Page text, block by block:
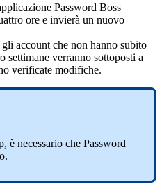
Password Boss
ore e invierà un nuovo
gli account che non hanno subito
settimane verranno sottoposti a
verificate modifiche.
, è necessario che Password
.